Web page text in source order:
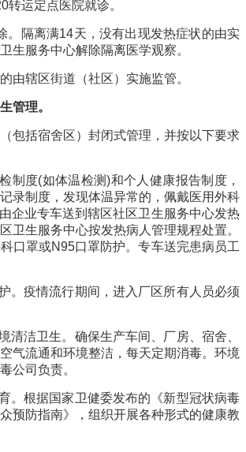
转运定点医院就诊。
。隔离满14天，没有出现发热症状的由实
生服务中心解除隔离医学观察。
由辖区街道（社区）实施监管。
管理。
包括宿舍区）封闭式管理，并按以下要求
制度(如体温检测)和个人健康报告制度，
录制度，发现体温异常的，佩戴医用外科
企业专车送到辖区社区卫生服务中心发热
卫生服务中心按发热病人管理规程处置。
口罩或N95口罩防护。专车送完患病员工
。疫情流行期间，进入厂区所有人员必须
清洁卫生。确保生产车间、厂房、宿舍、
气流通和环境整洁，每天定期消毒。环境
公司负责。
。根据国家卫健委发布的《新型冠状病毒
预防指南》，组织开展各种形式的健康教